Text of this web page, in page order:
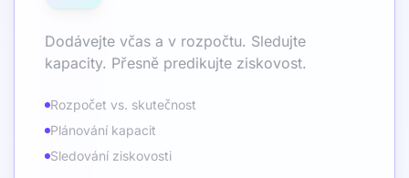
Dodávejte včas a v rozpočtu. Sledujte
kapacity. Přesně predikujte ziskovost.
Rozpočet vs. skutečnost
Plánování kapacit
Sledování ziskovosti